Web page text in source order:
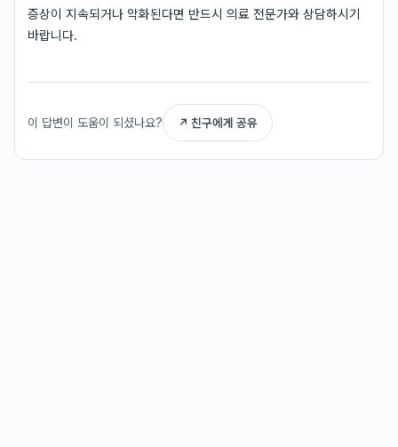
증상이 지속되거나 악화된다면 반드시 의료 전문가와 상담하시기
바랍니다.
이 답변이 도움이 되셨나요? ↗ 친구에게 공유